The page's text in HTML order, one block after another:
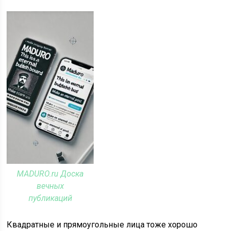
MADURO.ru Доска
вечных
публикаций
Квадратные и прямоугольные лица тоже хорошо